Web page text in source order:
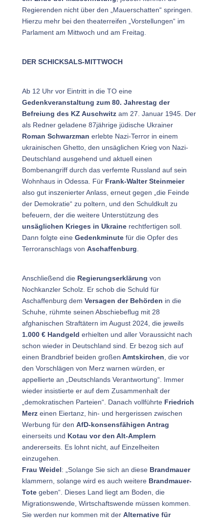
Regierenden nicht über den „Mauerschatten“ springen.
Hierzu mehr bei den theaterreifen „Vorstellungen“ im
Parlament am Mittwoch und am Freitag.
DER SCHICKSALS-MITTWOCH
Ab 12 Uhr vor Eintritt in die TO eine
Gedenkveranstaltung zum 80. Jahrestag der
Befreiung des KZ Auschwitzam 27. Januar 1945. Der
als Redner geladene 87jährige jüdische Ukrainer
Roman Schwarzman erlebte Nazi-Terror in einem
ukrainischen Ghetto, den unsäglichen Krieg von Nazi-
Deutschland ausgehend und aktuell einen
Bombenangriff durch das verfemte Russland auf sein
Wohnhaus in Odessa. Für Frank-Walter Steinmeier
also gut inszenierter Anlass, erneut gegen „die Feinde
der Demokratie“ zu poltern, und den Schuldkult zu
befeuern, der die weitere Unterstützung des
unsäglichen Krieges in Ukrainerechtfertigen soll.
Dann folgte eine Gedenkminutefür die Opfer des
Terroranschlags von Aschaffenburg
Anschließend die Regierungserklärung von
Nochkanzler Scholz. Er schob die Schuld für
Aschaffenburg dem Versagen der Behörden in die
Schuhe, rühmte seinen Abschiebeflug mit 28
afghanischen Straftätern im August 2024, die jeweils
1.000 € Handgeld erhielten und aller Voraussicht nach
schon wieder in Deutschland sind. Er bezog sich auf
einen Brandbrief beiden großen Amtskirchen , die vor
den Vorschlägen von Merz warnen würden, er
appellierte an „Deutschlands Verantwortung“. Immer
wieder insistierte er auf dem Zusammenhalt der
„demokratischen Parteien“. Danach vollführte Friedrich
Merzeinen Eiertanz, hin- und hergerissen zwischen
Werbung für den AfD-konsensfähigen Antrag
einerseits und Kotau vor den Alt-Amplern
andererseits. Es lohnt nicht, auf Einzelheiten
einzugehen.
Frau Weidel: „Solange Sie sich an diese Brandmauer
klammern, solange wird es auch weitere Brandmauer-
Totegeben“. Dieses Land liegt am Boden, die
Migrationswende, Wirtschaftswende müssen kommen.
Sie werden nur kommen mit der Alternative für